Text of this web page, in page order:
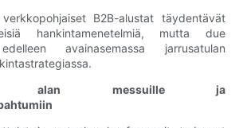
B2B-alustat täydentävät
hankintamenetelmiä, mutta due
avainasemassa jarrusatulan
alan messuille ja